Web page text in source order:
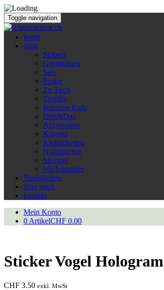
Toggle navigation
home
shop
Stöbern
Grusskarten
Sets
Poster
Zu Tisch
Textiles
Kreative Kids
Dies&Das
Accessoires
Kuverts
Kleinigkeiten
Notizbücher
Stempel
Wickelpapier
Neuigkeiten
über mich
kontakt
Mein Konto
0 ArtikelCHF 0.00
Sticker Vogel Hologram
CHF 3.50 exkl. MwSt